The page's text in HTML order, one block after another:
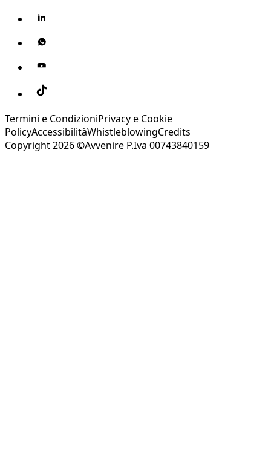
Termini e CondizioniPrivacy e Cookie
PolicyAccessibilitàWhistleblowingCredits
Copyright 2026 ©Avvenire P.Iva 00743840159